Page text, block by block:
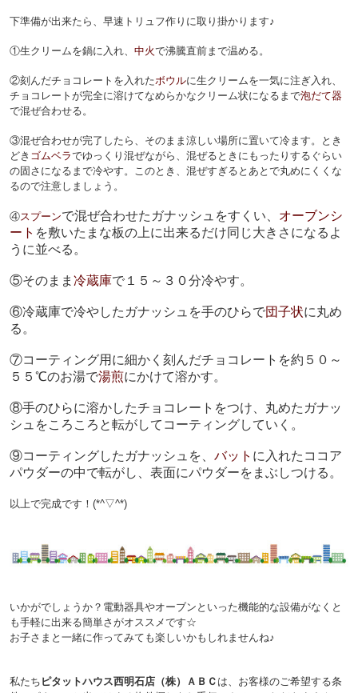
下準備が出来たら、早速トリュフ作りに取り掛かります♪
①生クリームを鍋に入れ、 中火で沸騰直前まで温める。
②刻んだチョコレートを入れたボウルに生クリームを一気に注ぎ入れ、
チョコレートが完全に溶けてなめらかなクリーム状になるまで泡だて器
で混ぜ合わせる。
③混ぜ合わせが完了したら、そのまま涼しい場所に置いて冷ます。とき
どき ゴムベラでゆっくり混ぜながら、混ぜるときにもったりするぐらい
の固さになるまで冷やす。このとき、混ぜすぎるとあとで丸めにくくな
るので注意しましょう。
④スプーンで混ぜ合わせたガナッシュをすくい、 オーブンシ
ート を敷いたまな板の上に出来るだけ同じ大きさになるよ
うに並べる。
⑤そのまま 冷蔵庫で１５～３０分冷やす。
⑥冷蔵庫で冷やしたガナッシュを手のひらで団子状に丸め
る。
⑦コーティング用に細かく刻んだチョコレートを約５０～
５５℃のお湯で湯煎にかけて溶かす。
⑧手のひらに溶かしたチョコレートをつけ、丸めたガナッ
シュをころころと転がしてコーティングしていく。
⑨コーティングしたガナッシュを、 バット に入れたココア
パウダーの中で転がし、表面にパウダーをまぶしつける。
以上で完成です！(*^▽^*)
いかがでしょうか？ 電動器具やオーブンといった機能的な設備がなくと
も手軽に出来る簡単さがオススメです☆
お子さまと一緒に作ってみても楽しいかもしれませんね♪
私たち ピタットハウス西明石店（株）ＡＢＣ は、お客様のご希望する条